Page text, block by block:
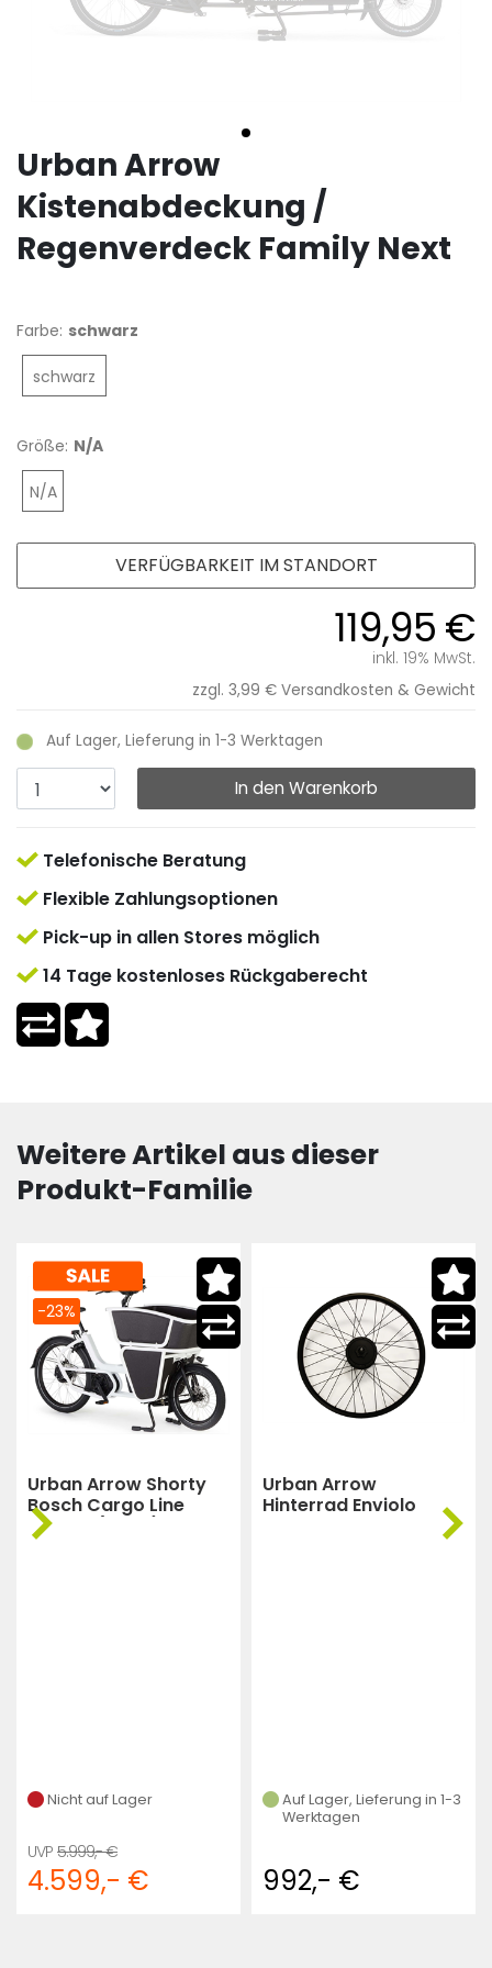
Urban Arrow
Kistenabdeckung /
Regenverdeck Family Next
Farbe: schwarz
schwarz
Größe: N/A
N/A
119,95 €
inkl. 19% MwSt.
zzgl. 3,99 € Versandkosten & Gewicht
Auf Lager, Lieferung in 1-3 Werktagen
In den Warenkorb
VERFÜGBARKEIT IM STANDORT
Telefonische Beratung
Flexible Zahlungsoptionen
Pick-up in allen Stores möglich
14 Tage kostenloses Rückgaberecht
Weitere Artikel aus dieser
Produkt-Familie
Urban Arrow Shorty
Bosch Cargo Line
500Wh (Weiß)
Nicht auf Lager
-23%
5.999,- €
4.599,- €
Urban Arrow
Hinterrad Enviolo
Auf Lager, Lieferung in 1-3
Werktagen
992,- €